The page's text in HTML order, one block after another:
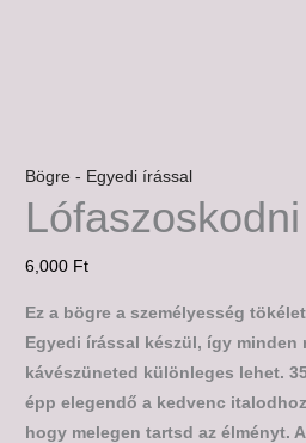
Bögre - Egyedi írással
Lófaszoskodni
6,000 Ft
Ez a bögre a személyesség
Egyedi írással készül, így minden
kávészüneted különleges lehet.
épp elegendő a kedvenc
hogy melegen tartsd az élményt.